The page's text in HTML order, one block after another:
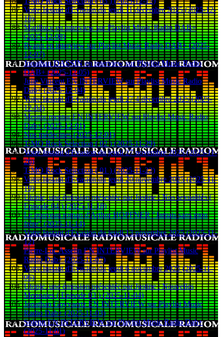
Votre Instant d'Evasion du jeudi 11 décembre 2025 (2025-12-
10)
Marilluce en interview sur Playlist Music Radio DAB+
(2025-12-08)
Ryann en interview sur Playlist Music Radio DAB+ (2025-
12-07)
Jonathan DASSIN en interview sur Playlist Music Radio
DAB+ (2025-12-05)
Julie Vincent EN INTERVIEW sur Playlist Music Radio
Dab+ (2025-12-04)
Votre Instant d'Evasion du jeudi 27 4 décembre 2025 (2025-
12-04)
Mentor mentor EN INTERVIEW sur Playlist Music Radio
Dab+ (2025-12-01)
Nos médecines (2025-12-01)
T-MO Rock Selection ( 02 ) (2025-11-29)
Votre Instant d'Evasion du jeudi 27 novembre 2025 (2025-11-
26)
T-MO Rock Selection ( 01 ) (2025-11-22)
Votre Instant d'Évasion du jeudi 20 novembre 2025 (2025-11-
19)
Utopie, une émission présentée par Justine : Nos sexualités (
Episode 04 ) (2025-11-18)
Le nouveau roman d'Arthur HOPFNER "Jamais sans mon
frère" (2025-11-14)
Votre Instant d'Évasion du jeudi 13 novembre 2025 (2025-11-
12)
Pierre-Luc Asselin EN INTERVIEW sur Playlist Music
Radio Dab+ (2025-11-07)
Votre Instant d'Évasion du jeudi 6 novembre 2025 (2025-11-
06)
Utopie, une émission présentée par Justine : Nouvelles
Monnaies ( Episode 03 ) (2025-11-04)
Jonathan Goyvaertz EN INTERVIEW sur Playlist Music
Radio Dab+ (2025-11-03)
Solenn EN INTERVIEW sur Playlist Music Radio Dab+
(2025-11-01)